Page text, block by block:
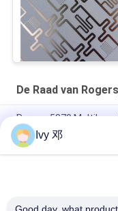
De Raad van
Rogers 5870
Versterkt PTFE
RT-duroïde 5880
RF PCB 2-laag 20mil
Ivy 邓